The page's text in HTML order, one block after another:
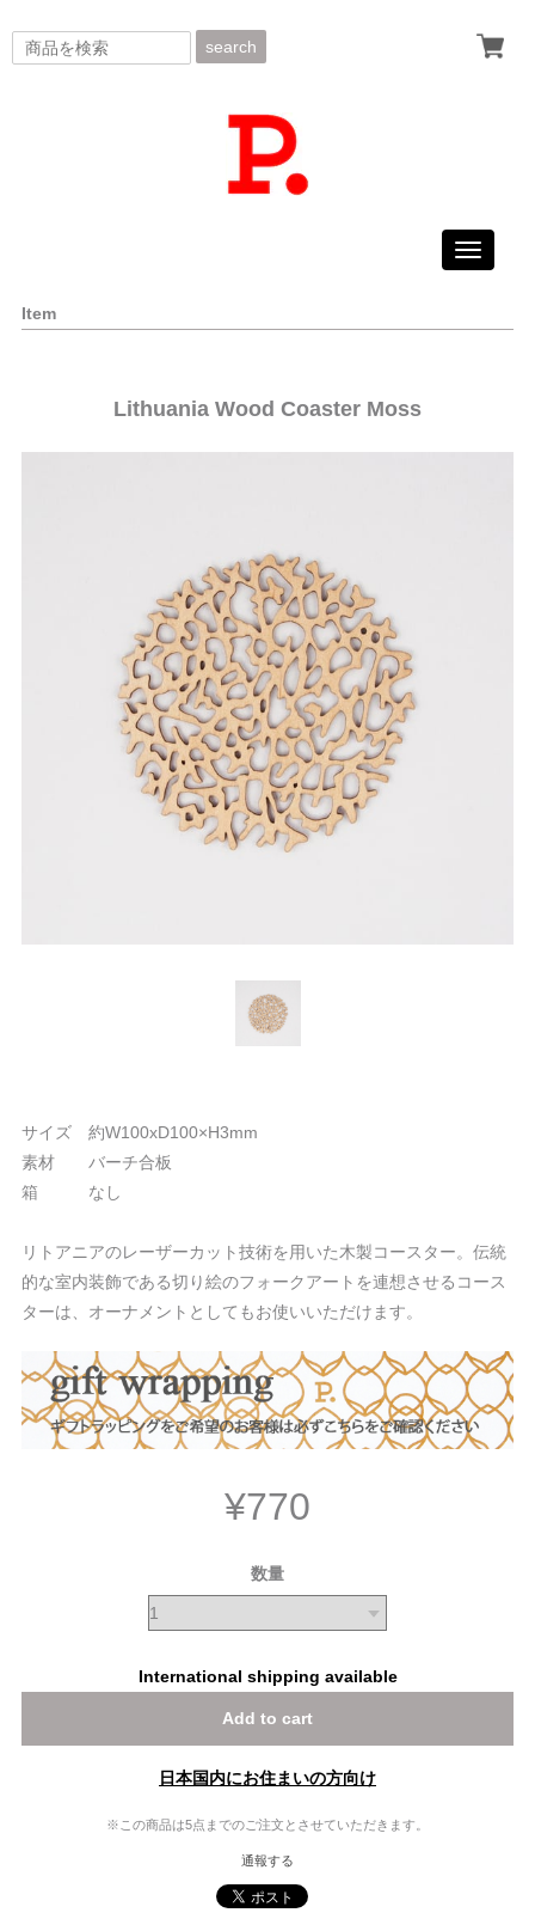
search
Toggle
Item
Lithuania Wood Coaster Moss
サイズ 約W100xD100×H3mm
素材 バーチ合板
箱 なし
リトアニアのレーザーカット技術を用いた木製コースター。伝統
的な室内装飾である切り絵のフォークアートを連想させるコース
ターは、オーナメントとしてもお使いいただけます。
¥770
数量
International shipping available
Add to cart
日本国内にお住まいの方向け
※この商品は5点までのご注文とさせていただきます。
通報する